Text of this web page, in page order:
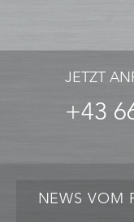
JETZT
+43
NEWS VOM